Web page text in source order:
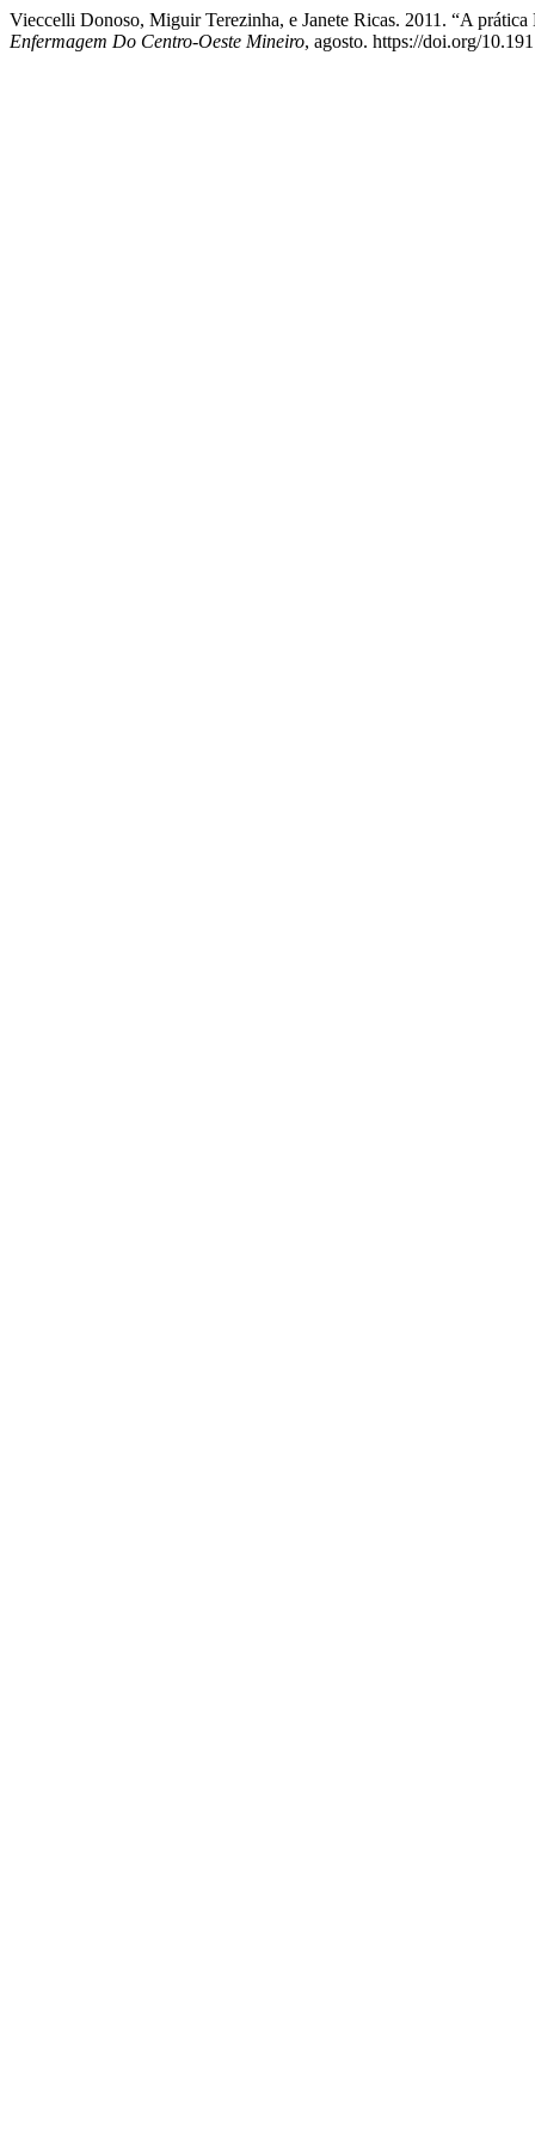
Vieccelli Donoso, Miguir Terezinha, e Janete Ricas. 2011. “A
Enfermagem Do Centro-Oeste Mineiro, agosto. https://doi.org/